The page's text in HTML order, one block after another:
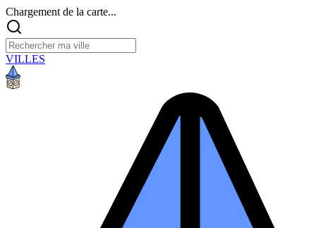
Chargement de la carte...
VILLES